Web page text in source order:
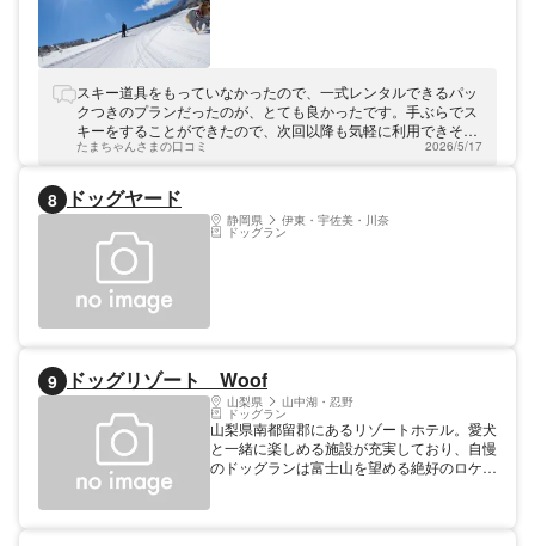
スキー道具をもっていなかったので、一式レンタルできるパッ
クつきのプランだったのが、とても良かったです。手ぶらでス
キーをすることができたので、次回以降も気軽に利用できそう
です。
たまちゃんさまの口コミ 2026/5/17
8 ドッグヤード
静岡県 伊東・宇佐美・川奈
ドッグラン
9 ドッグリゾート Woof
山梨県 山中湖・忍野
ドッグラン
山梨県南都留郡にあるリゾートホテル。愛犬
と一緒に楽しめる施設が充実しており、自慢
のドッグランは富士山を望める絶好のロケー